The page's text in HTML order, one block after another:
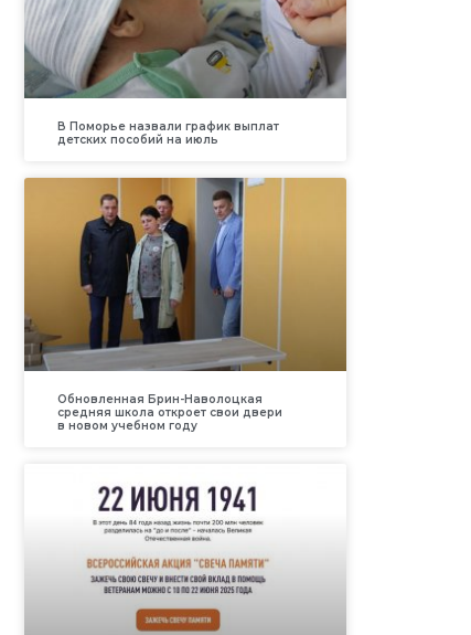
В Поморье назвали график выплат
детских пособий на июль
Обновленная Брин-Наволоцкая
средняя школа откроет свои двери
в новом учебном году